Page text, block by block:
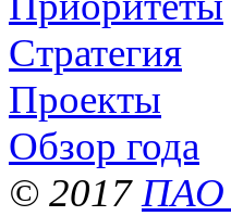
Стратегия
Проекты
Обзор года
© 2017 ПАО